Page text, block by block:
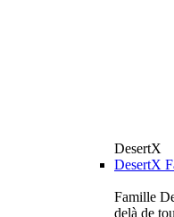
DesertX
DesertX
Famille
delà de